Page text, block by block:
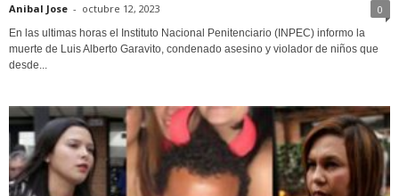
Anibal Jose - octubre 12, 2023 0
En las ultimas horas el Instituto Nacional Penitenciario (INPEC) informo la
muerte de Luis Alberto Garavito, condenado asesino y violador de niños que
desde...